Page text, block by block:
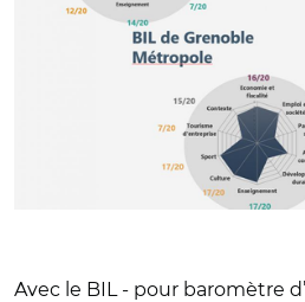
Avec le BIL - pour baromètre